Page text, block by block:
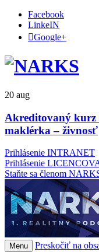
Facebook
LinkeIN
Google+
20 aug
Akreditovaný kurz
maklérka – živnosť
Prihlásenie INTRANET
Prihlásenie
Staňte sa členom
Menu Preskočiť na